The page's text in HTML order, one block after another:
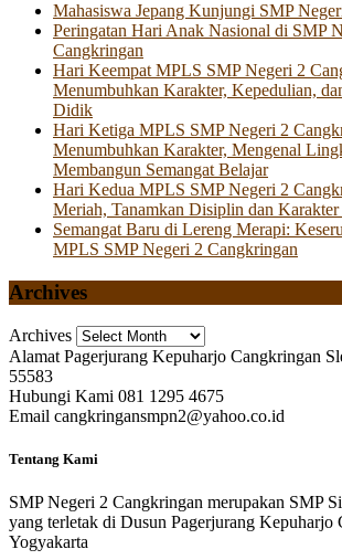
Mahasiswa Jepang Kunjungi SMP
Peringatan Hari Anak Nasional di SMP
Cangkringan
Hari Keempat MPLS SMP Negeri 2
Menumbuhkan Karakter, Kepedulian,
Didik
Hari Ketiga MPLS SMP Negeri 2
Menumbuhkan Karakter, Mengenal
Membangun Semangat Belajar
Hari Kedua MPLS SMP Negeri 2
Meriah, Tanamkan Disiplin dan
Semangat Baru di Lereng Merapi:
MPLS SMP Negeri 2 Cangkringan
Archives
Archives
Alamat Pagerjurang Kepuharjo Cangkringan
55583
Hubungi Kami 081 1295 4675
Email cangkringansmpn2@yahoo.co.id
Tentang Kami
SMP Negeri 2 Cangkringan merupakan SMP
yang terletak di Dusun Pagerjurang Kepuharjo
Yogyakarta